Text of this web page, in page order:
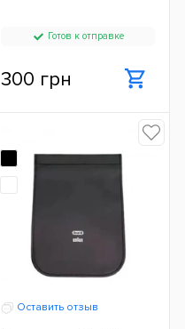
Готов к отправке
300 грн
Оставить отзыв